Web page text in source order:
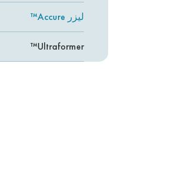
ليزر Accure™
Ultraformer™